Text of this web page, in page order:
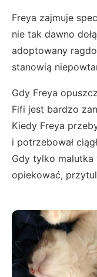
Freya zajmuje
nie tak dawno
adoptowany
stanowią
Gdy Freya
Fifi jest bardzo
Kiedy Freya
i potrzebował
Gdy tylko malutka
opiekować,